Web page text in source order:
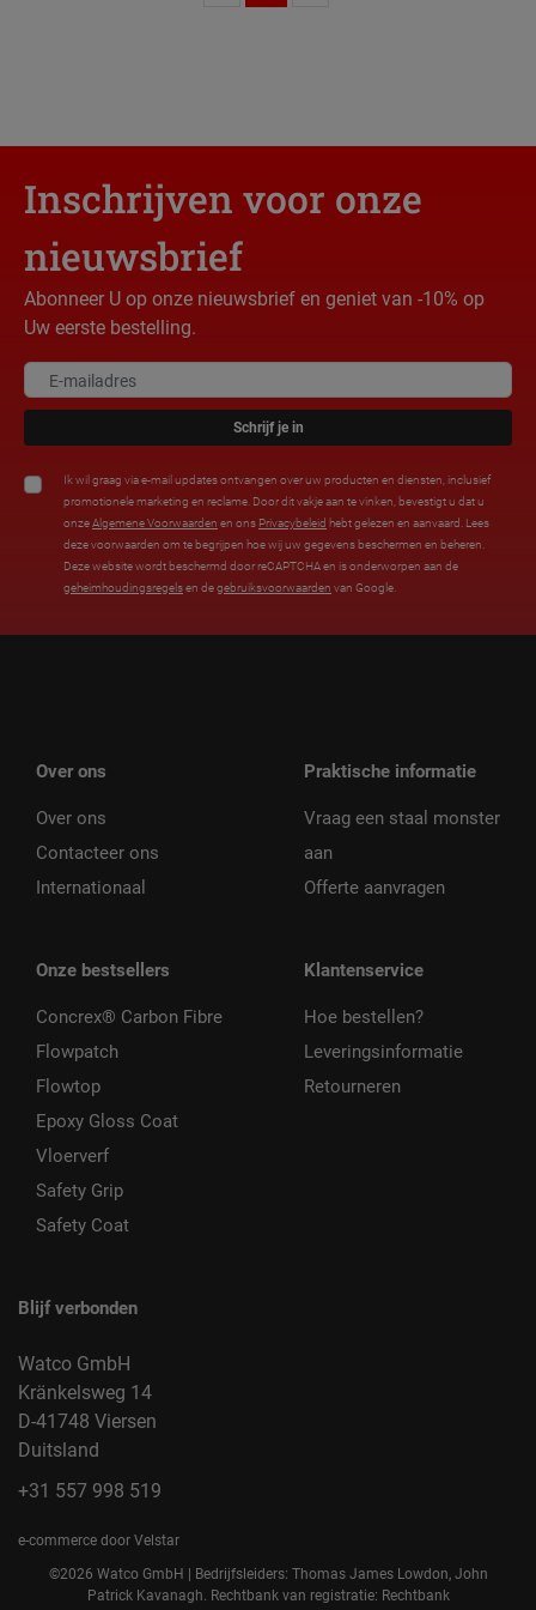
Inschrijven voor onze
nieuwsbrief
Abonneer U op onze nieuwsbrief en geniet van -10% op
Uw eerste bestelling.
Schrijf je in
Ik wil graag via e-mail updates ontvangen over uw producten en diensten, inclusief
promotionele marketing en reclame. Door dit vakje aan te vinken, bevestigt u dat u
onzeAlgemene Voorwaarden en ons Privacybeleid hebt gelezen en aanvaard. Lees
deze voorwaarden om te begrijpen hoe wij uw gegevens beschermen en beheren.
Deze website wordt beschermd door reCAPTCHA en is onderworpen aan de
geheimhoudingsregelsen degebruiksvoorwaarden van Google.
Over ons
Over ons
Contacteer ons
Internationaal
Onze bestsellers
Concrex® Carbon Fibre
Flowpatch
Flowtop
Epoxy Gloss Coat
Vloerverf
Safety Grip
Safety Coat
Praktische informatie
Vraag een staal monster
aan
Offerte aanvragen
Klantenservice
Hoe bestellen?
Leveringsinformatie
Retourneren
Blijf verbonden
Watco GmbH
Kränkelsweg 14
D-41748 Viersen
Duitsland
+31 557 998 519
e-commerce door Velstar
©2026 Watco GmbH | Bedrijfsleiders: Thomas James Lowdon, John
Patrick Kavanagh. Rechtbank van registratie: Rechtbank